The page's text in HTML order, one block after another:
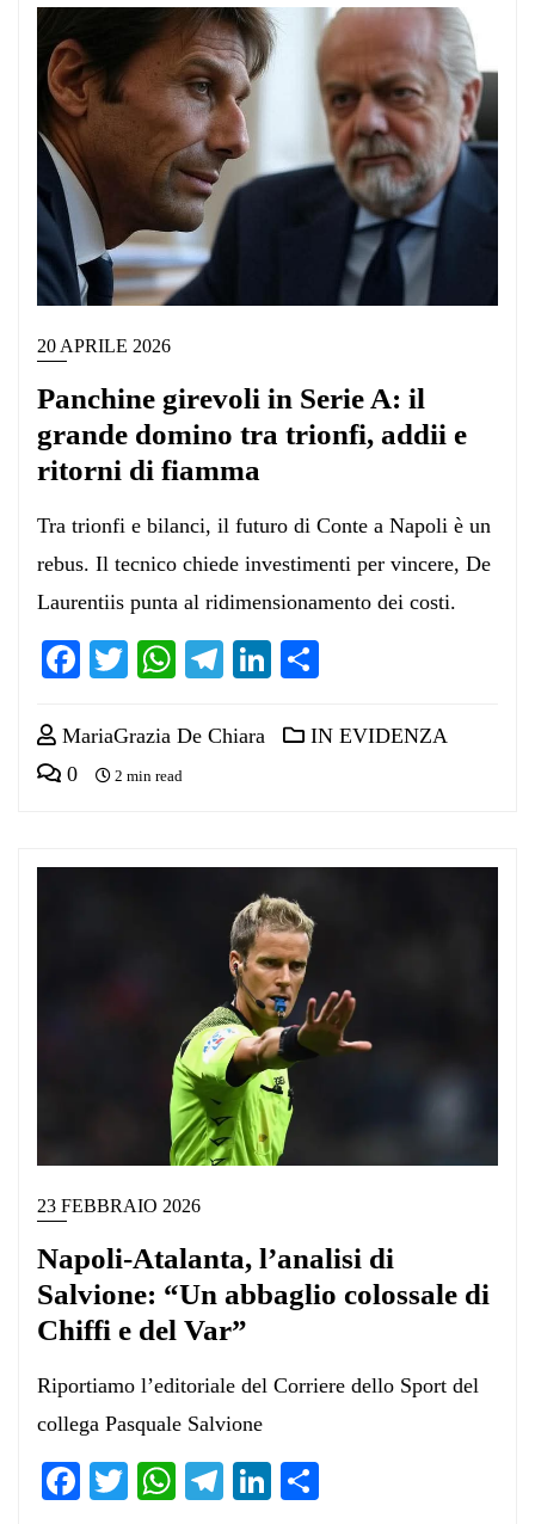
20 APRILE 2026
Panchine girevoli in Serie A: il
grande domino tra trionfi, addii e
ritorni di fiamma
Tra trionfi e bilanci, il futuro di Conte a Napoli è un
rebus. Il tecnico chiede investimenti per vincere, De
Laurentiis punta al ridimensionamento dei costi.
Facebook
TwitterWhatsApp
Telegram
LinkedIn
MariaGrazia De Chiara
IN EVIDENZA
0
2 min read
23 FEBBRAIO 2026
Napoli-Atalanta, l’analisi di
Salvione: “Un abbaglio colossale di
Chiffi e del Var”
Riportiamo l’editoriale del Corriere dello Sport del
collega Pasquale Salvione
Facebook
TwitterWhatsApp
Telegram
LinkedIn